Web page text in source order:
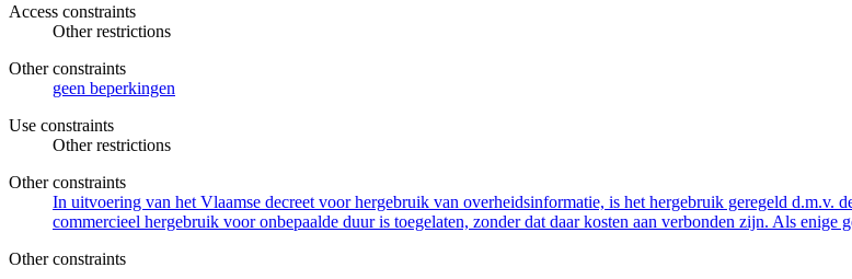
Access constraints
Other restrictions
Other constraints
geen beperkingen
Use constraints
Other restrictions
Other constraints
In uitvoering van het Vlaamse decreet voor hergebruik van overheidsinformatie, is het hergebruik geregeld
commercieel hergebruik voor onbepaalde duur is toegelaten, zonder dat daar kosten aan verbonden zijn. Als
Other constraints